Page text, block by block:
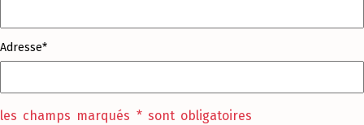
Adresse*
les champs marqués * sont obligatoires